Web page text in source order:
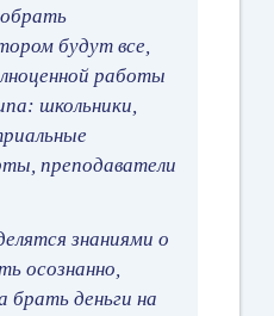
будут все,
работы
школьники,
преподаватели
знаниями о
осознанно,
брать деньги на